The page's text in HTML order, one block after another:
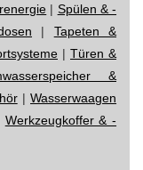
| Spülen & -
| Tapeten &
| Türen &
&
|Wasserwaagen
Werkzeugkoffer & -